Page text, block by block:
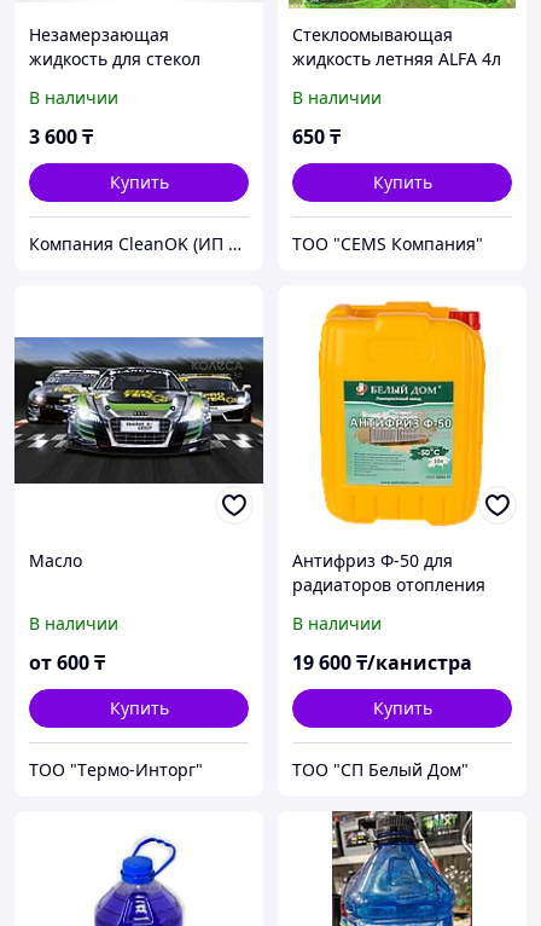
Незамерзающая
жидкость для стекол
DRAGON -20°C 5 000 мл
В наличии
3 600₸
Купить
Компания CleanOK (ИП Бирюков )
Стеклоомывающая
жидкость летняя ALFA 4л
В наличии
650₸
Купить
ТОО "CEMS Компания"
Масло
В наличии
от600₸
Купить
ТOO "Тeрмo-Интoрг"
Антифриз Ф-50 для
радиаторов отопления
В наличии
19 600₸/канистра
Купить
ТОО "СП Белый Дом"